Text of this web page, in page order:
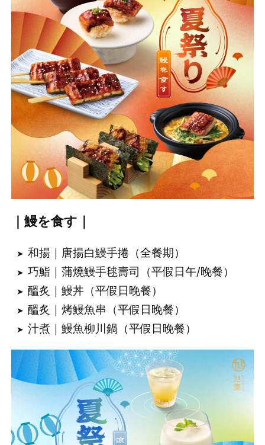
｜鰻を食す｜
和揚｜唐揚白鰻手捲（全餐期）
巧鮨｜蒲燒鰻手毬壽司（平假日午/晚餐）
醞炙｜鰻丼（平假日晚餐）
醞炙｜烤鰻魚串（平假日晚餐）
汁煮｜鰻魚柳川鍋（平假日晚餐）